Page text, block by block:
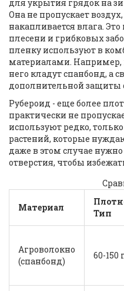
для укрытия грядок на
Она не пропускает
накапливается влага.
плесени и грибковых
пленку используют в
материалами. Например,
него кладут спанбонд, а
дополнительной защиты
Рубероид - еще более
практически не
используют редко,
растений, которые
даже в этом случае
отверстия, чтобы
Материал
Тип
Агроволокно
(спанбонд)
60-150